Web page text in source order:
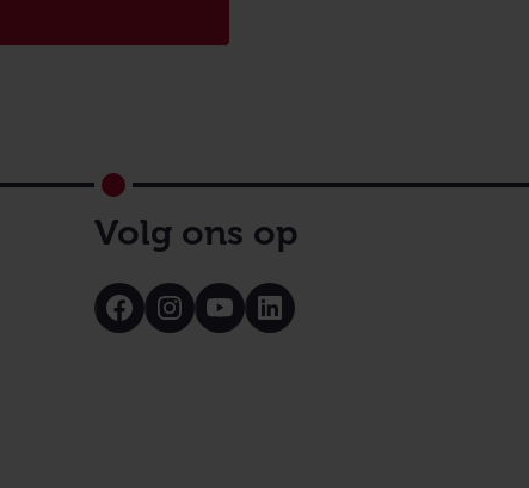
Volg ons op
Bezoek
onze
Bezoek
onze
Bezoek
onze
Bezoek
onze